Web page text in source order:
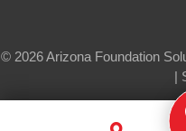
© 2026 Arizona Foundation
|